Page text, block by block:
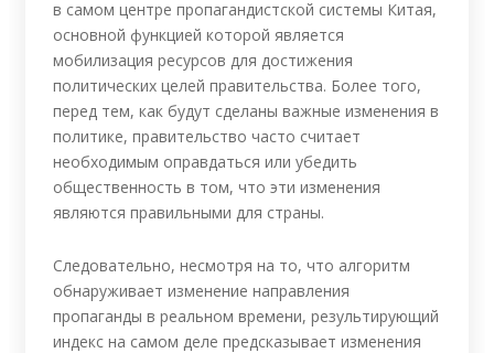
в самом центре пропагандистской системы Китая,
основной функцией которой является
мобилизация ресурсов для достижения
политических целей правительства. Более того,
перед тем, как будут сделаны важные изменения в
политике, правительство часто считает
необходимым оправдаться или убедить
общественность в том, что эти изменения
являются правильными для страны.
Следовательно, несмотря на то, что алгоритм
обнаруживает изменение направления
пропаганды в реальном времени, результирующий
индекс на самом деле предсказывает изменения